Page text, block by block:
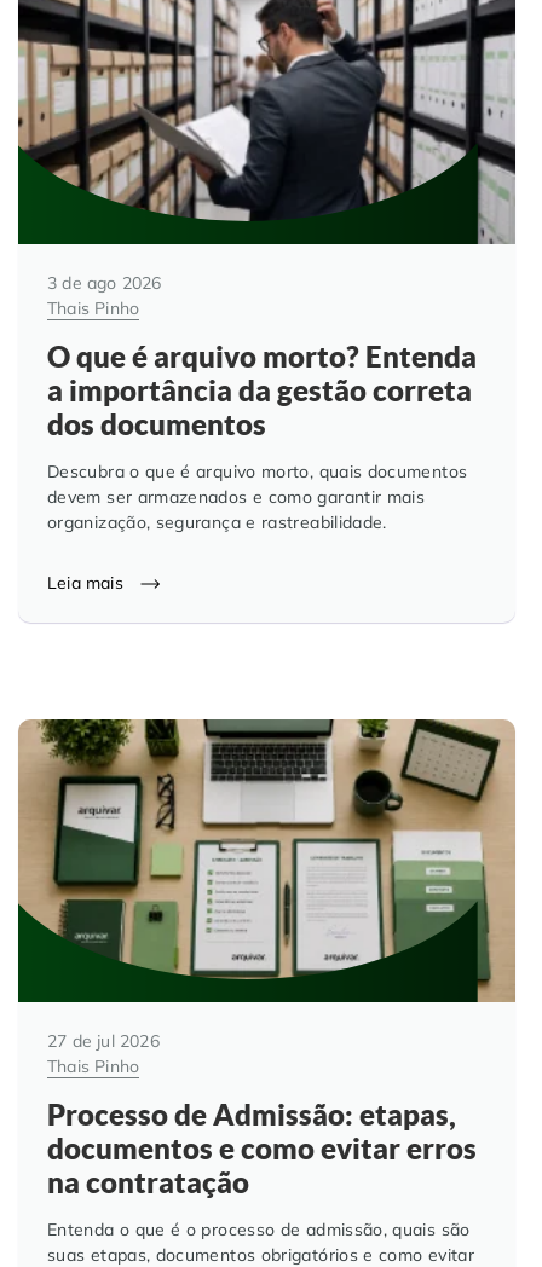
Automação de Processos
Educação Corporativa
Gerenciamento de NF-e
Adequação à LGPD
Assinatura Digital
Auditoria de Processos
Transformação Digital
Gestão do Departamento Pessoal
Hospitais e Clínicas
Instituições de Ensino
Departamento Pessoal
Departamento Financeiro
Cooperativas
Cases de Sucesso
Nossas Unidades
Blog
Trabalhe Conosco
O QUE NOS DIFERENCIA? DESCUBRA
3 de ago 2026
Thais Pinho
O que é arquivo morto? Entenda
a importância da gestão correta
dos documentos
Descubra o que é arquivo morto, quais documentos
devem ser armazenados e como garantir mais
organização, segurança e rastreabilidade.
Leia mais
27 de jul 2026
Thais Pinho
Processo de Admissão: etapas,
documentos e como evitar erros
na contratação
Entenda o que é o processo de admissão, quais são
suas etapas, documentos obrigatórios e como evitar